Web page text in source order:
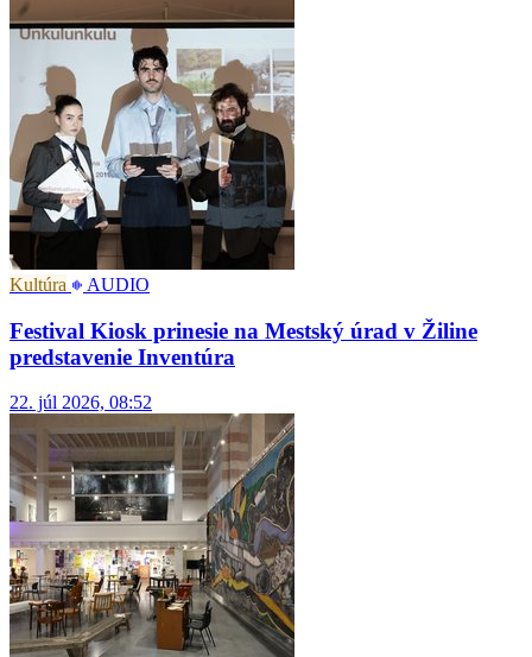
Kultúra AUDIO
Festival Kiosk prinesie na Mestský úrad v Žiline
predstavenie Inventúra
22. júl 2026, 08:52